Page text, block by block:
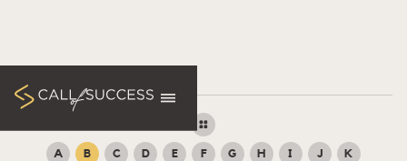
A B C D E F G H I J K